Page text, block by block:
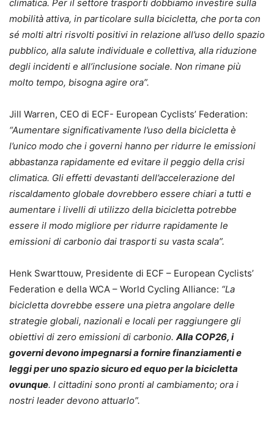
climatica. Per il settore trasporti dobbiamo investire sulla
mobilità attiva, in particolare sulla bicicletta, che porta con
sé molti altri risvolti positivi in relazione all’uso dello spazio
pubblico, alla salute individuale e collettiva, alla riduzione
degli incidenti e all’inclusione sociale. Non rimane più
molto tempo, bisogna agire ora”.
Jill Warren, CEO di ECF- European Cyclists’ Federation:
“Aumentare significativamente l’uso della bicicletta è
l’unico modo che i governi hanno per ridurre le emissioni
abbastanza rapidamente ed evitare il peggio della crisi
climatica. Gli effetti devastanti dell’accelerazione del
riscaldamento globale dovrebbero essere chiari a tutti e
aumentare i livelli di utilizzo della bicicletta potrebbe
essere il modo migliore per ridurre rapidamente le
emissioni di carbonio dai trasporti su vasta scala”.
Henk Swarttouw, Presidente di ECF – European Cyclists’
Federation e della WCA – World Cycling Alliance: “La
bicicletta dovrebbe essere una pietra angolare delle
strategie globali, nazionali e locali per raggiungere gli
obiettivi di zero emissioni di carbonio. Alla COP26, i
governi devono impegnarsi a fornire finanziamenti e
leggi per uno spazio sicuro ed equo per la bicicletta
ovunque. I cittadini sono pronti al cambiamento; ora i
nostri leader devono attuarlo”.